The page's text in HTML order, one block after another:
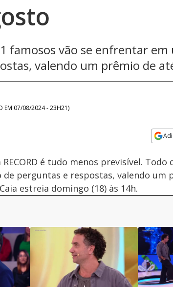
famosos vão se enfrentar em
valendo um prêmio de
EM 07/08/2024 - 23H21)
é tudo menos previsível.
perguntas e respostas, valendo um
estreia domingo (18) às 14h.